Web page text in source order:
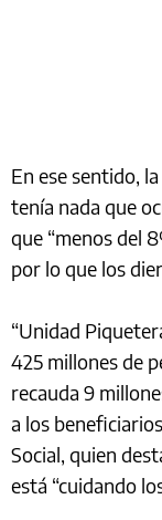
En ese sentido,
tenía nada que
que “menos del
por lo que los
“Unidad
425 millones de
recauda 9
a los
Social, quien
está “cuidando